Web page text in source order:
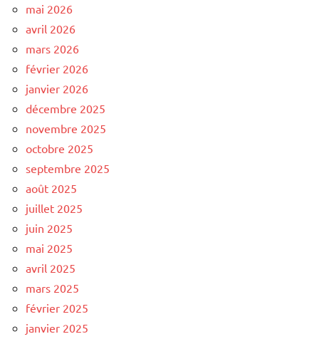
mai 2026
avril 2026
mars 2026
février 2026
janvier 2026
décembre 2025
novembre 2025
octobre 2025
septembre 2025
août 2025
juillet 2025
juin 2025
mai 2025
avril 2025
mars 2025
février 2025
janvier 2025